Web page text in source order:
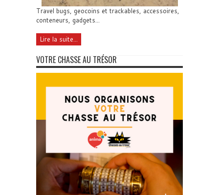
Travel bugs, geocoins et trackables, accessoires,
conteneurs, gadgets...
Lire la suite...
VOTRE CHASSE AU TRÉSOR